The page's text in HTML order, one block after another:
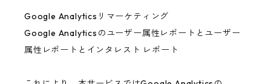
Google Analyticsリマーケティング
Google Analyticsのユーザー属性レポートとユーザー
属性レポートとインタレスト レポート